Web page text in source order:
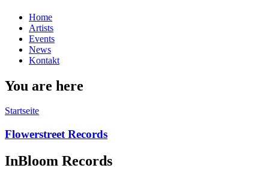
Home
Artists
Events
News
Kontakt
You are here
Startseite
Flowerstreet Records
InBloom Records